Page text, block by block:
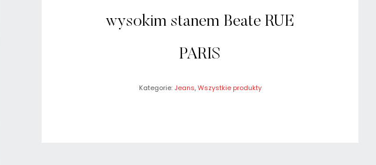
wysokim stanem Beate RUE
PARIS
Kategorie: Jeans,Wszystkie produkty